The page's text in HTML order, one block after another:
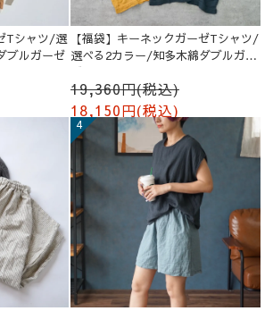
Tシャツ/選
ブルガーゼ
【福袋】キーネックガーゼTシャツ/
選べる2カラー/知多木綿ダブルガー
ゼ
19,360円(税込)
18,150円(税込)